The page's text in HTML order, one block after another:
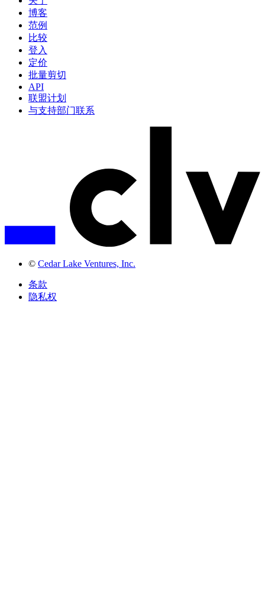
博客
范例
比较
登入
定价
批量剪切
API
联盟计划
与支持部门联系
© Cedar Lake Ventures, Inc.
条款
隐私权